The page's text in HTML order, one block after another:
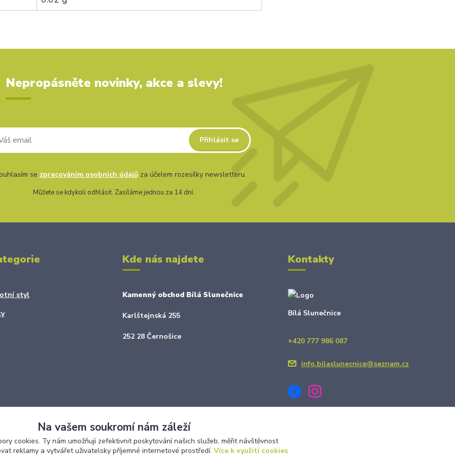
Nepropásněte novinky, akce a slevy!
Přihlásit se
se zpracováním osobních údajůza účelem rozesílky newsletteru.
Můžete se kdykoli odhlásit. Zasíláme jednou za 14 dní.
styl
Kde nás najdete
Kamenný obchod Bílá Slunečnice
Karlštejnská 255
252 28 Černošice
Kontakty
Bílá Slunečnice
+420 777 986 087
info.bilaslunecnice@seznam.cz
Na vašem soukromí nám záleží
cookies. Ty nám umožňují zefektivnit poskytování našich služeb, měřit návštěvnost
reklamy a vytvářet uživatelsky příjemné internetové prostředí. Více k využití cookies